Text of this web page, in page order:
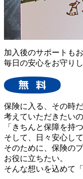
加入後のサポートも
毎日の安心をお守りし
保険に入る、その時
考えていただきたい
「きちんと保障を持
そして、日々安心し
そのために、保険の
お役に立ちたい。
そんな想いを込めて